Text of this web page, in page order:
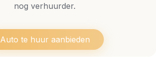
nog verhuurder.
Auto te huur aanbieden